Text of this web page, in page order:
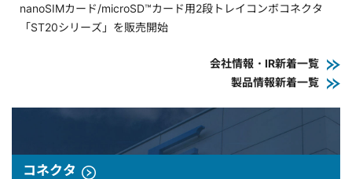
nanoSIMカード/microSD™カード用2段トレイコンボコネクタ
「ST20シリーズ」を販売開始
会社情報・IR新着一覧
製品情報新着一覧
コネクタ